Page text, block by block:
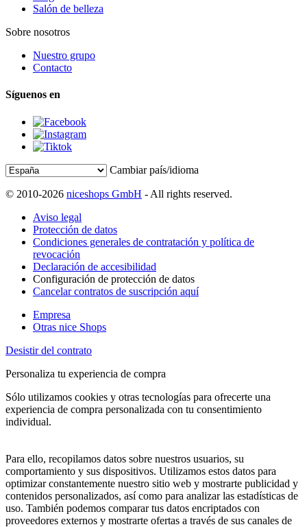
Salón de belleza
Sobre nosotros
Nuestro grupo
Contacto
Síguenos en
Cambiar país/idioma
© 2010-2026 niceshops GmbH - All rights reserved.
Aviso legal
Protección de datos
Condiciones generales de contratación y política de
revocación
Declaración de accesibilidad
Configuración de protección de datos
Cancelar contratos de suscripción aquí
Empresa
Otras nice Shops
Desistir del contrato
Personaliza tu experiencia de compra
Sólo utilizamos cookies y otras tecnologías para ofrecerte una
experiencia de compra personalizada con tu consentimiento
individual.
Para ello, recopilamos datos sobre nuestros usuarios, su
comportamiento y sus dispositivos. Utilizamos estos datos para
optimizar constantemente nuestro sitio web y mostrarte publicidad y
contenidos personalizados, así como para analizar las estadísticas de
uso. También podemos comparar tus datos encriptados con
proveedores externos y mostrarte ofertas a través de sus canales de